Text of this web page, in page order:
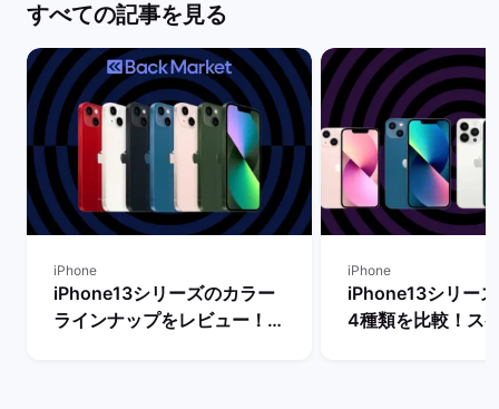
すべての記事を見る
iPhone
iPhone13シリーズのカラー
ラインナップをレビュー！
iPhone
iPhone13シリー
4種類を比較！ス